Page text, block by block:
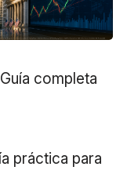
completa
práctica para